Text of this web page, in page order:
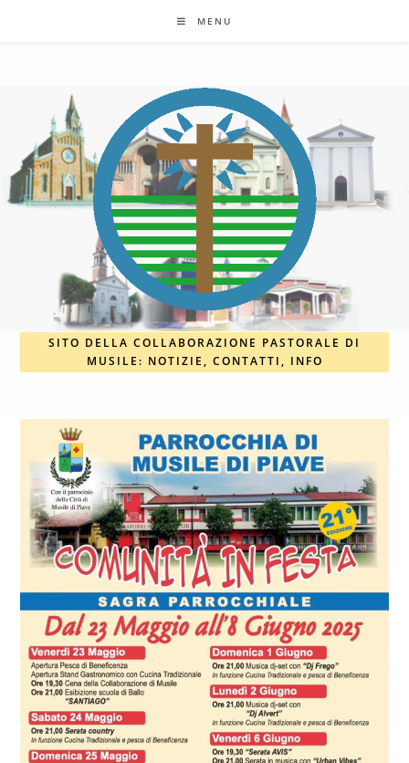
MENU
SITO DELLA COLLABORAZIONE PASTORALE DI
MUSILE: NOTIZIE, CONTATTI, INFO